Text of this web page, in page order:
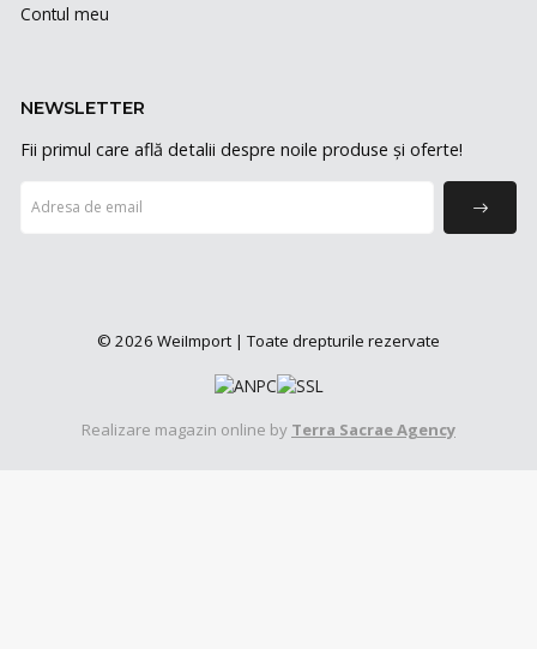
Contul meu
NEWSLETTER
Fii primul care află detalii despre noile produse și oferte!
© 2026 WeiImport | Toate drepturile rezervate
Realizare magazin online by Terra Sacrae Agency